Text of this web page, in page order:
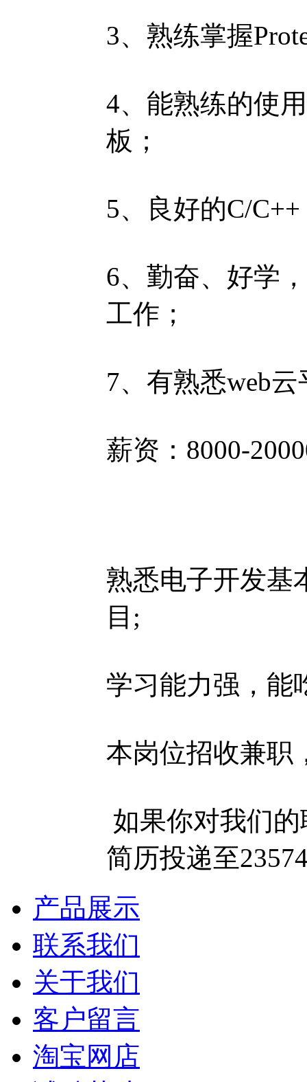
3、熟练掌握
4、能熟练的使
板；
5、良好的C/
6、勤奋、好学
工作；
7、有熟悉web
薪资：8000-
熟悉电子开发基
目;
学习能力强，能
本岗位招收兼职
如果你对我们
简历投递至
产品展示
联系我们
关于我们
客户留言
淘宝网店